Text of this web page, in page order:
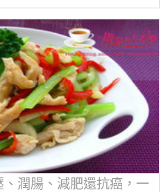
潤腸、減肥還抗癌，一